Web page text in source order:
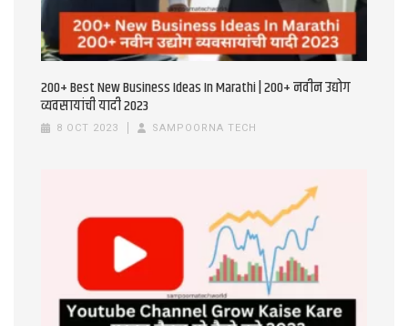
200+ Best New Business Ideas In Marathi | 200+ नवीन उद्योग
व्यवसायांची यादी 2023
8 OCT 2023 SAMPOORNA TECH